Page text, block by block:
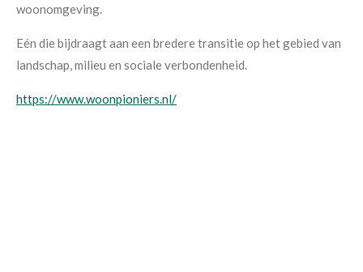
woonomgeving.
Eén die bijdraagt aan een bredere transitie op het gebied van
landschap, milieu en sociale verbondenheid.
https://www.woonpioniers.nl/